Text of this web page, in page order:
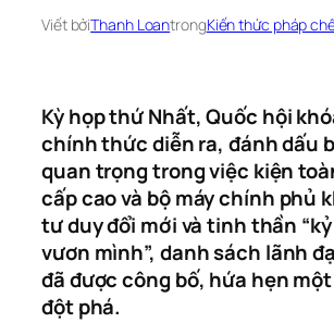
Viết bởiThanh LoantrongKiến thức pháp
Kỳ họp thứ Nhất, Quốc hội
chính thức diễn ra, đánh dấu
quan trọng trong việc kiện
cấp cao và bộ máy chính phủ
tư duy đổi mới và tinh thần
vươn mình”, danh sách lãnh
đã được công bố, hứa hẹn
đột phá.